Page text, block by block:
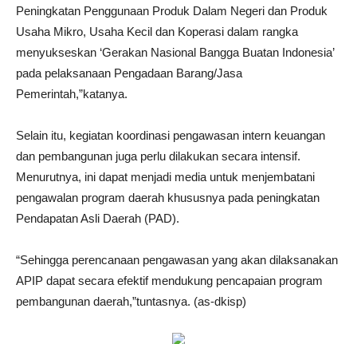
Peningkatan Penggunaan Produk Dalam Negeri dan Produk
Usaha Mikro, Usaha Kecil dan Koperasi dalam rangka
menyukseskan ‘Gerakan Nasional Bangga Buatan Indonesia’
pada pelaksanaan Pengadaan Barang/Jasa
Pemerintah,”katanya.
Selain itu, kegiatan koordinasi pengawasan intern keuangan
dan pembangunan juga perlu dilakukan secara intensif.
Menurutnya, ini dapat menjadi media untuk menjembatani
pengawalan program daerah khususnya pada peningkatan
Pendapatan Asli Daerah (PAD).
“Sehingga perencanaan pengawasan yang akan dilaksanakan
APIP dapat secara efektif mendukung pencapaian program
pembangunan daerah,”tuntasnya. (as-dkisp)